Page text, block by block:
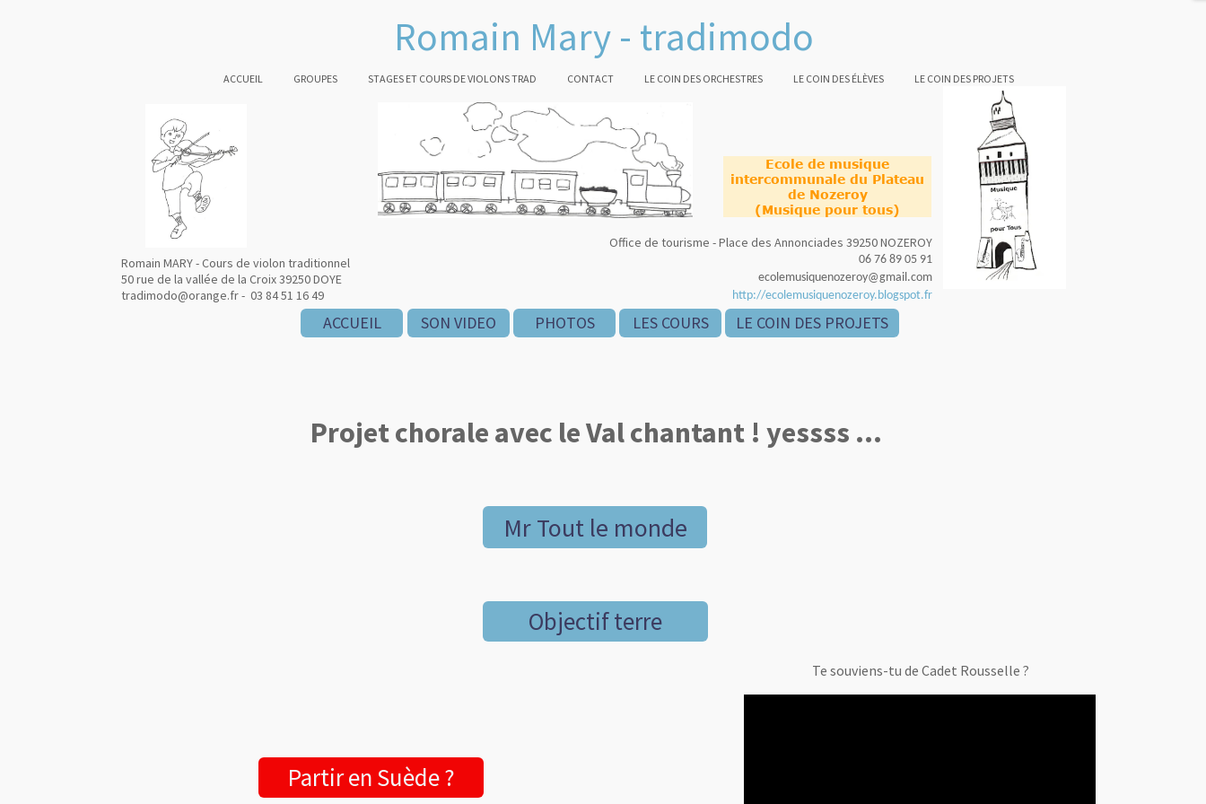
Romain Mary - tradimodo
ACCUEIL GROUPES STAGES ET COURS DE VIOLONS TRAD CONTACT LE COIN DES ORCHESTRES LE COIN DES ÉLÈVES LE COIN DES PROJETS
Ecole de musique
intercommunale du Plateau
de Nozeroy
(Musique pour tous)
Office de tourisme - Place des Annonciades 39250 NOZEROY
06 76 89 05 91
ecolemusiquenozeroy@gmail.com
http://ecolemusiquenozeroy.blogspot.fr
Romain MARY - Cours de violon traditionnel
50 rue de la vallée de la Croix 39250 DOYE
tradimodo@orange.fr - 03 84 51 16 49
ACCUEIL SON VIDEO PHOTOS LES COURS LE COIN DES PROJETS
Projet chorale avec le Val chantant ! yessss ...
Mr Tout le monde
Objectif terre
Te souviens-tu de Cadet Rousselle ?
Partir en Suède ?